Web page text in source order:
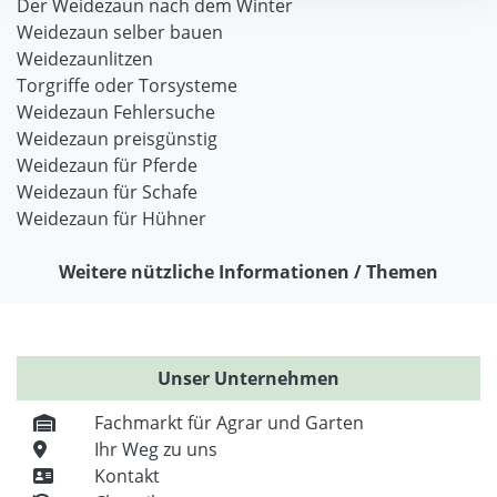
Der Weidezaun nach dem Winter
Weidezaun selber bauen
Weidezaunlitzen
Torgriffe oder Torsysteme
Weidezaun Fehlersuche
Weidezaun preisgünstig
Weidezaun für Pferde
Weidezaun für Schafe
Weidezaun für Hühner
Weitere nützliche Informationen / Themen
Unser Unternehmen
Fachmarkt für Agrar und Garten
Ihr Weg zu uns
Kontakt